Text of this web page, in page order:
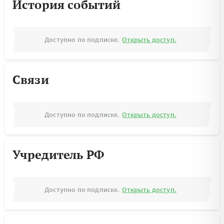
История событий
Доступно по подписке. Открыть доступ.
Связи
Доступно по подписке. Открыть доступ.
Учредитель РФ
Доступно по подписке. Открыть доступ.